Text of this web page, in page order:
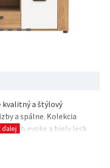
kvalitný a štýlový
a spálne. Kolekcia
dub evoke a biely lesk